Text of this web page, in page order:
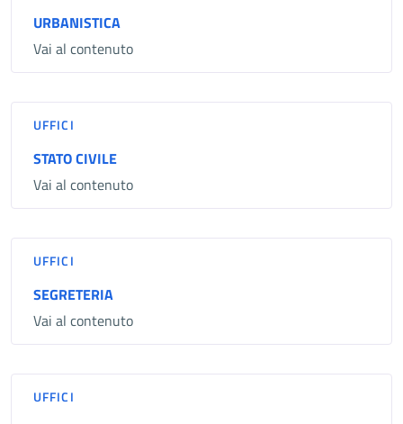
URBANISTICA
Vai al contenuto
UFFICI
STATO CIVILE
Vai al contenuto
UFFICI
SEGRETERIA
Vai al contenuto
UFFICI